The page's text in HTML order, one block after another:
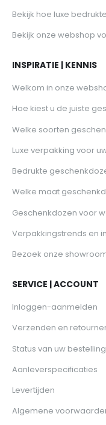
Bekijk hoe luxe
Bekijk onze webshop
INSPIRATIE | KENNIS
Welkom in onze
Hoe kiest u de juiste
Welke soorten
Luxe verpakking voor
Bedrukte
Welke maat
Geschenkdozen voor
Verpakkingstrends en
Bezoek onze
SERVICE | ACCOUNT
Inloggen-aanmelden
Verzenden en
Status van uw bestelling
Aanleverspecificaties
Levertijden
Algemene